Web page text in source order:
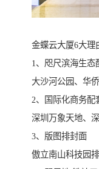
金蝶云大厦6大理
​1、咫尺滨海生态
大沙河公园、华
​2、国际化商务配
深圳万象天地、
​3、版图排封面
傲立南山科技园